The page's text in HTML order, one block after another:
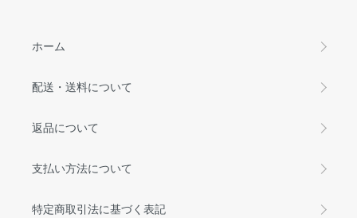
ホーム
配送・送料について
返品について
支払い方法について
特定商取引法に基づく表記